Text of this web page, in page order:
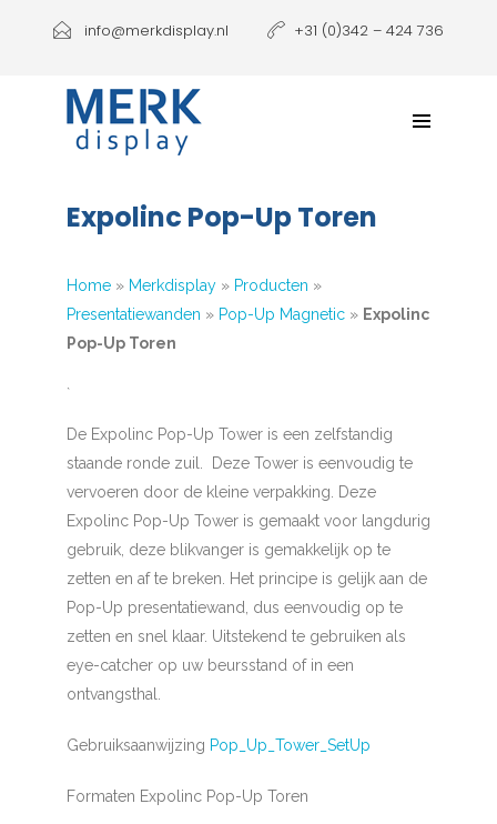
Producten
Klantbeleving
info@merkdisplay.nl +31 (0)342 – 424 736
Expolinc Pop-Up Toren
Home» Merkdisplay» Producten »
Presentatiewanden » Pop-Up Magnetic» Expolinc
Pop-Up Toren
`
De Expolinc Pop-Up Tower is een zelfstandig
staande ronde zuil. Deze Tower is eenvoudig te
vervoeren door de kleine verpakking. Deze
Expolinc Pop-Up Tower is gemaakt voor langdurig
gebruik, deze blikvanger is gemakkelijk op te
zetten en af te breken. Het principe is gelijk aan de
Pop-Up presentatiewand, dus eenvoudig op te
zetten en snel klaar. Uitstekend te gebruiken als
eye-catcher op uw beursstand of in een
ontvangsthal.
Gebruiksaanwijzing Pop_Up_Tower_SetUp
Formaten Expolinc Pop-Up Toren